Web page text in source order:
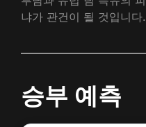
냐가 관건이 될 것입니다.
승부 예측